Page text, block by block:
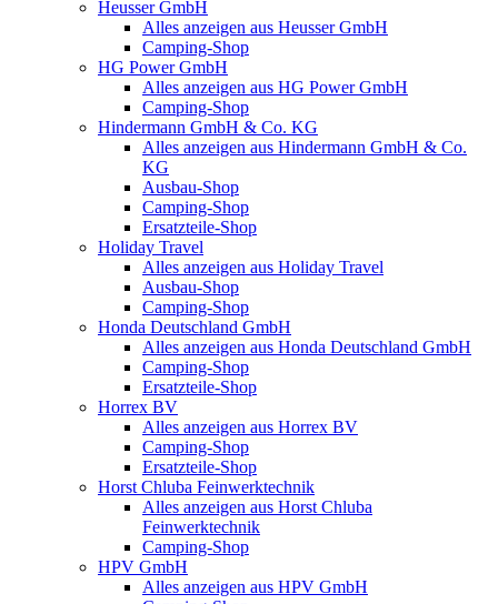
Heusser GmbH
Alles anzeigen aus Heusser GmbH
Camping-Shop
HG Power GmbH
Alles anzeigen aus HG Power GmbH
Camping-Shop
Hindermann GmbH & Co. KG
Alles anzeigen aus Hindermann GmbH & Co.
KG
Ausbau-Shop
Camping-Shop
Ersatzteile-Shop
Holiday Travel
Alles anzeigen aus Holiday Travel
Ausbau-Shop
Camping-Shop
Honda Deutschland GmbH
Alles anzeigen aus Honda Deutschland GmbH
Camping-Shop
Ersatzteile-Shop
Horrex BV
Alles anzeigen aus Horrex BV
Camping-Shop
Ersatzteile-Shop
Horst Chluba Feinwerktechnik
Alles anzeigen aus Horst Chluba
Feinwerktechnik
Camping-Shop
HPV GmbH
Alles anzeigen aus HPV GmbH